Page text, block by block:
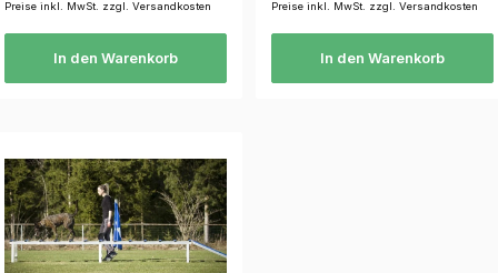
Preise inkl. MwSt. zzgl. Versandkosten
In den Warenkorb
Preise inkl. MwSt. zzgl. Versandkosten
In den Warenkorb